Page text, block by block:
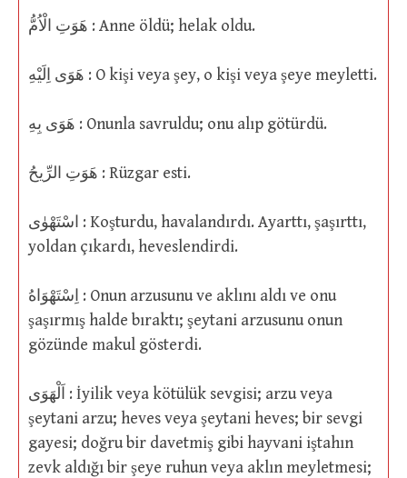
هَوَتِ الْاُمُّ : Anne öldü; helak oldu.
هَوَى اِلَيْهِ : O kişi veya şey, o kişi veya şeye meyletti.
هَوَى بِهِ : Onunla savruldu; onu alıp götürdü.
هَوَتِ الرِّيحُ : Rüzgar esti.
اسْتَهْوٰى : Koşturdu, havalandırdı. Ayarttı, şaşırttı,
yoldan çıkardı, heveslendirdi.
اِسْتَهْوَاهُ : Onun arzusunu ve aklını aldı ve onu
şaşırmış halde bıraktı; şeytani arzusunu onun
gözünde makul gösterdi.
اَلْهَوَى : İyilik veya kötülük sevgisi; arzu veya
şeytani arzu; heves veya şeytani heves; bir sevgi
gayesi; doğru bir davetmiş gibi hayvani iştahın
zevk aldığı bir şeye ruhun veya aklın meyletmesi;